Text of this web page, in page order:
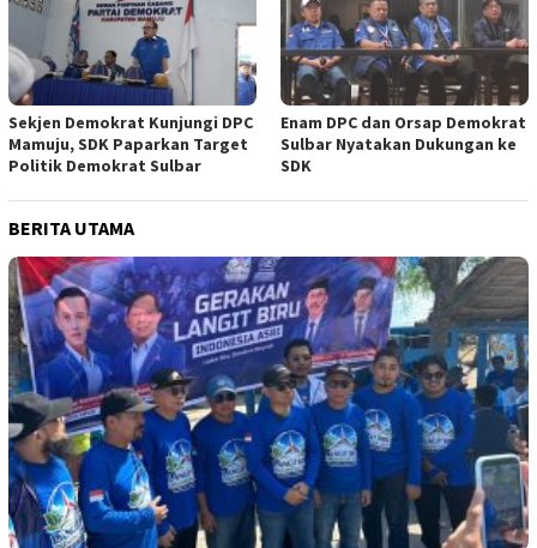
Sekjen Demokrat Kunjungi DPC
Mamuju, SDK Paparkan Target
Politik Demokrat Sulbar
Enam DPC dan Orsap Demokrat
Sulbar Nyatakan Dukungan ke
SDK
BERITA UTAMA